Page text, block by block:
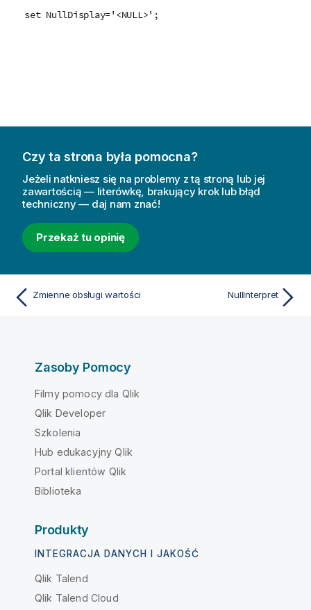
set NullDisplay='<NULL>';
Czy ta strona była pomocna?
Jeżeli natkniesz się na problemy z tą stroną lub jej
zawartością — literówkę, brakujący krok lub błąd
techniczny — daj nam znać!
Przekaż tu opinię
Zmienne obsługi wartości NullInterpret
Zasoby Pomocy
Filmy pomocy dla Qlik
Qlik Developer
Szkolenia
Hub edukacyjny Qlik
Portal klientów Qlik
Biblioteka
Produkty
INTEGRACJA DANYCH I JAKOŚĆ
Qlik Talend
Qlik Talend Cloud